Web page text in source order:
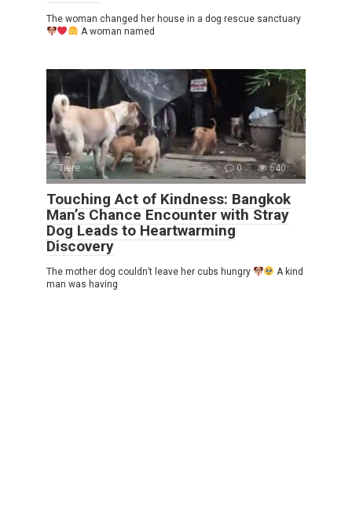
The woman changed her house in a dog rescue sanctuary
A woman named
Tiere 0 640
Touching Act of Kindness: Bangkok
Man’s Chance Encounter with Stray
Dog Leads to Heartwarming
Discovery
The mother dog couldn’t leave her cubs hungry
A kind
man was having